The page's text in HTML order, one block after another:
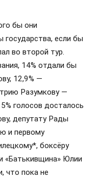
бы они
государства, если бы
во второй тур.
14% отдали бы
12,9% —
Разумкову —
голосов досталось
депутату Рады
и первому
боксёру
«Батькивщина» Юлии
что пока не